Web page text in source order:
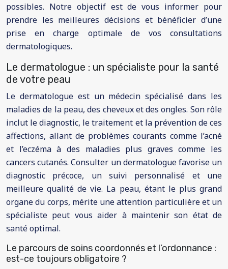
possibles. Notre objectif est de vous informer pour
prendre les meilleures décisions et bénéficier d’une
prise en charge optimale de vos consultations
dermatologiques.
Le dermatologue : un spécialiste pour la santé
de votre peau
Le dermatologue est un médecin spécialisé dans les
maladies de la peau, des cheveux et des ongles. Son rôle
inclut le diagnostic, le traitement et la prévention de ces
affections, allant de problèmes courants comme l’acné
et l’eczéma à des maladies plus graves comme les
cancers cutanés. Consulter un dermatologue favorise un
diagnostic précoce, un suivi personnalisé et une
meilleure qualité de vie. La peau, étant le plus grand
organe du corps, mérite une attention particulière et un
spécialiste peut vous aider à maintenir son état de
santé optimal.
Le parcours de soins coordonnés et l’ordonnance :
est-ce toujours obligatoire ?